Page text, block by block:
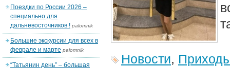
Новости,
Поездки по России 2026 –
специально для
дальневосточников ! palomnik
Большие экскурсии для всех в
феврале и марте palomnik
“Татьянин день” – большая